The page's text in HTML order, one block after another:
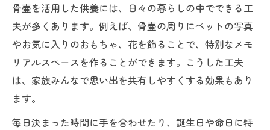
骨壷を活用した供養には、日々の暮らしの中でできる工
夫が多くあります。例えば、骨壷の周りにペットの写真
やお気に入りのおもちゃ、花を飾ることで、特別なメモ
リアルスペースを作ることができます。こうした工夫
は、家族みんなで思い出を共有しやすくする効果もあり
ます。
毎日決まった時間に手を合わせたり、誕生日や命日に特